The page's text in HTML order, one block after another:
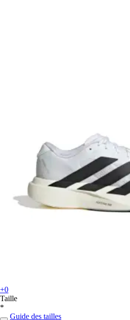
+0
Taille
*
Guide des tailles